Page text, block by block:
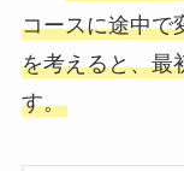
コースに途中で
を考えると、最
す。